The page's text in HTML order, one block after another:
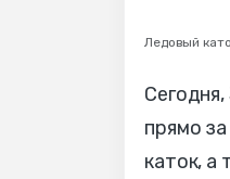
Ледовый
прямо
каток, а